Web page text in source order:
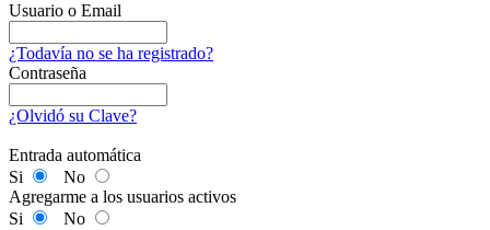
Usuario o Email
¿Todavía no se ha registrado?
Contraseña
¿Olvidó su Clave?
Entrada automática
Si
No
Agregarme a los usuarios activos
Si
No